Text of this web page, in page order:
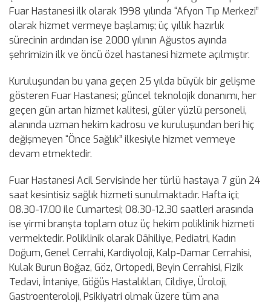
Fuar Hastanesi ilk olarak 1998 yılında “Afyon Tıp Merkezi”
olarak hizmet vermeye başlamış; üç yıllık hazırlık
sürecinin ardından ise 2000 yılının Ağustos ayında
şehrimizin ilk ve öncü özel hastanesi hizmete açılmıştır.
Kuruluşundan bu yana geçen 25 yılda büyük bir gelişme
gösteren Fuar Hastanesi; güncel teknolojik donanımı, her
geçen gün artan hizmet kalitesi, güler yüzlü personeli,
alanında uzman hekim kadrosu ve kuruluşundan beri hiç
değişmeyen “Önce Sağlık” ilkesiyle hizmet vermeye
devam etmektedir.
Fuar Hastanesi Acil Servisinde her türlü hastaya 7 gün 24
saat kesintisiz sağlık hizmeti sunulmaktadır. Hafta içi;
08.30-17.00 ile Cumartesi; 08.30-12.30 saatleri arasında
ise yirmi branşta toplam otuz üç hekim poliklinik hizmeti
vermektedir. Poliklinik olarak Dâhiliye, Pediatri, Kadın
Doğum, Genel Cerrahi, Kardiyoloji, Kalp-Damar Cerrahisi,
Kulak Burun Boğaz, Göz, Ortopedi, Beyin Cerrahisi, Fizik
Tedavi, İntaniye, Göğüs Hastalıkları, Cildiye, Üroloji,
Gastroenteroloji, Psikiyatri olmak üzere tüm ana